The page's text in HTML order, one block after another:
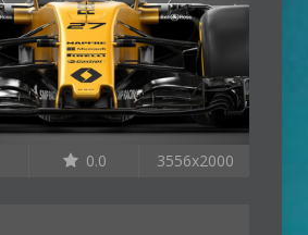
0.0 3556x2000